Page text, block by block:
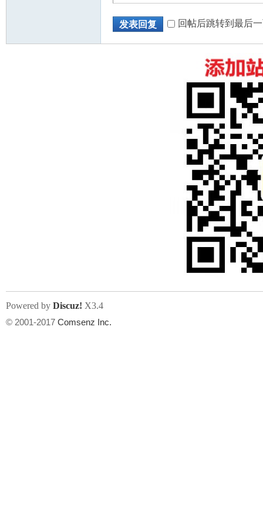
发表回复 回帖后跳转到最后
Powered by Discuz! X3.4
© 2001-2017 Comsenz Inc.